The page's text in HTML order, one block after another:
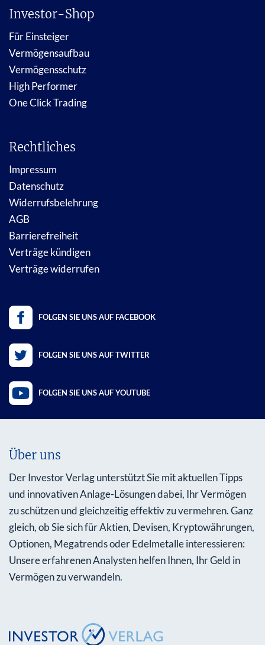
Investor-Shop
Für Einsteiger
Vermögensaufbau
Vermögensschutz
High Performer
One Click Trading
Rechtliches
Impressum
Datenschutz
Widerrufsbelehrung
AGB
Barrierefreiheit
Verträge kündigen
Verträge widerrufen
FOLGEN SIE UNS AUF FACEBOOK
FOLGEN SIE UNS AUF TWITTER
FOLGEN SIE UNS AUF YOUTUBE
Über uns
Der Investor Verlag unterstützt Sie mit aktuellen Tipps
und innovativen Anlage-Lösungen dabei, Ihr Vermögen
zu schützen und gleichzeitig effektiv zu vermehren. Ganz
gleich, ob Sie sich für Aktien, Devisen, Kryptowährungen,
Optionen, Megatrends oder Edelmetalle interessieren:
Unsere erfahrenen Analysten helfen Ihnen, Ihr Geld in
Vermögen zu verwandeln.